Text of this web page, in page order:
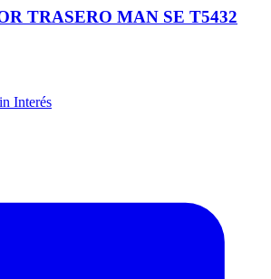
TRASERO MAN SE T5432
Interés